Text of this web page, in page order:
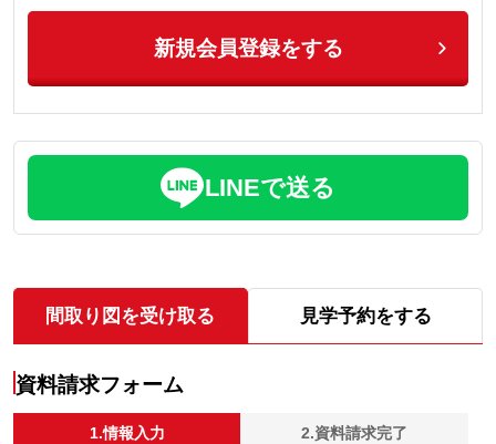
新規会員登録をする
LINEで送る
間取り図を受け取る 見学予約をする
資料請求フォーム
1.情報入力 2.資料請求完了